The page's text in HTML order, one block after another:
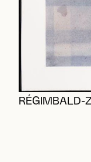
RÉGIMBALD-